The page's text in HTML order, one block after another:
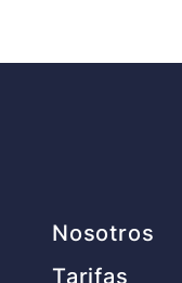
Pie de página
Nosotros
Tarifas